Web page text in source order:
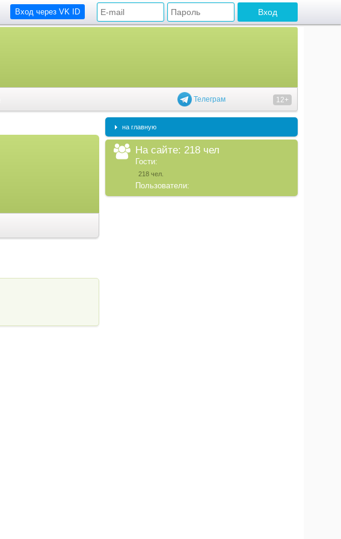
Вход через VK ID
Телеграм 12+
на главную
На сайте: 218 чел
Гости:
218 чел.
Пользователи: